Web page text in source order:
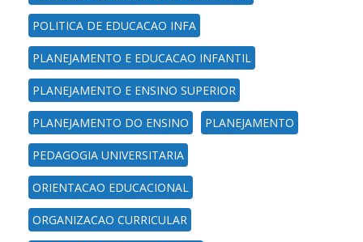
POLITICA DE EDUCACAO INFA
PLANEJAMENTO E EDUCACAO INFANTIL
PLANEJAMENTO E ENSINO SUPERIOR
PLANEJAMENTO DO ENSINO PLANEJAMENTO
PEDAGOGIA UNIVERSITARIA
ORIENTACAO EDUCACIONAL
ORGANIZACAO CURRICULAR